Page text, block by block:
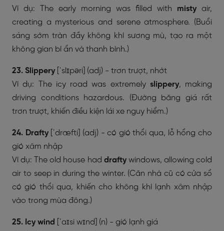
Ví dụ: The early morning was filled with misty air,
creating a mysterious and serene atmosphere. (Buổi
sáng sớm tràn đầy không khí sương mù, tạo ra một
không gian bí ẩn và thanh bình.)
23. Slippery [ˈslɪpəri] (adj) - trơn trượt, nhớt
Ví dụ: The icy road was extremely slippery, making
driving conditions hazardous. (Đường băng giá rất
trơn trượt, khiến điều kiện lái xe nguy hiểm.)
24. Drafty[ˈdræfti] (adj) - có gió thổi qua, lỗ hổng cho
gió xâm nhập
Ví dụ: The old house had draftywindows, allowing cold
air to seep in during the winter. (Căn nhà cũ có cửa sổ
có gió thổi qua, khiến cho không khí lạnh xâm nhập
vào trong mùa đông.)
25. Icy wind [ˈaɪsi wɪnd] (n) - gió lạnh giá